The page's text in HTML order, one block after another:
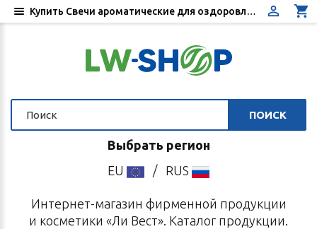
ПОИСК
Выбрать регион
EU
/ RUS
Интернет-магазин фирменной продукции
и косметики «Ли Вест». Каталог продукции.
Купить Свечи ароматические для оздоровления желудка - Цена, отзывы, инструкция по применению - Интернет-магазин «Ли Вест»